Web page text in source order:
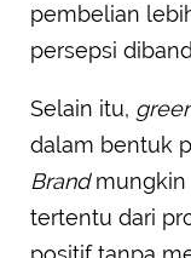
pembelian
persepsi
Selain itu,
dalam bentuk
Brandmungkin
tertentu dari